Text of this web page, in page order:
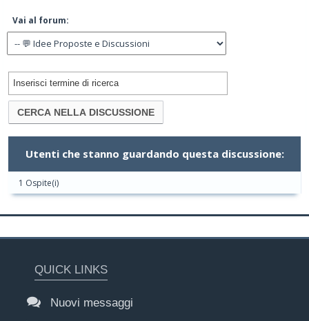
Vai al forum:
Utenti che stanno guardando questa discussione:
1 Ospite(i)
QUICK LINKS
Nuovi messaggi